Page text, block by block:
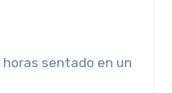
sentado en un